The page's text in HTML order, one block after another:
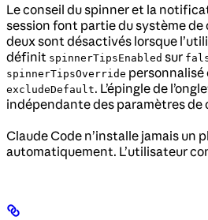
Le conseil du spinner et la
session font partie du système de
deux sont désactivés lorsque
définit spinnerTipsEnabled sur
spinnerTipsOverride personnalisé
excludeDefault. L’épingle de
indépendante des paramètres de
Claude Code n’installe jamais un
automatiquement. L’utilisateur